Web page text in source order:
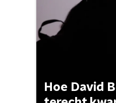
Hoe David